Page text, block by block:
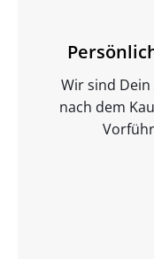
Wir sind
nach dem